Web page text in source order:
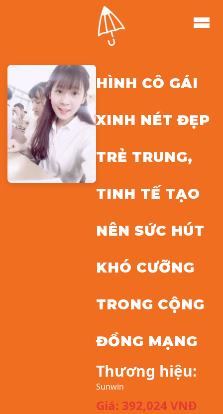
HÌNH CÔ GÁI
XINH NÉT ĐẸP
TRẺ TRUNG,
TINH TẾ TẠO
NÊN SỨC HÚT
KHÓ CƯỠNG
TRONG CỘNG
ĐỒNG MẠNG
Thương hiệu:
Sunwin
Giá: 392,024 VNĐ